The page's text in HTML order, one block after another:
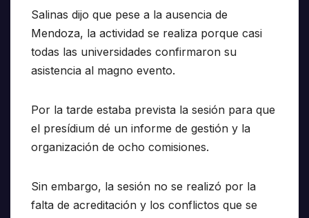
Salinas dijo que pese a la ausencia de
Mendoza, la actividad se realiza porque casi
todas las universidades confirmaron su
asistencia al magno evento.
Por la tarde estaba prevista la sesión para que
el presídium dé un informe de gestión y la
organización de ocho comisiones.
Sin embargo, la sesión no se realizó por la
falta de acreditación y los conflictos que se